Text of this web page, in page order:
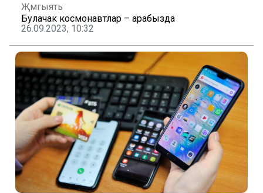
Җәмгыять
Булачак космонавтлар – арабызда
26.09.2023, 10:32